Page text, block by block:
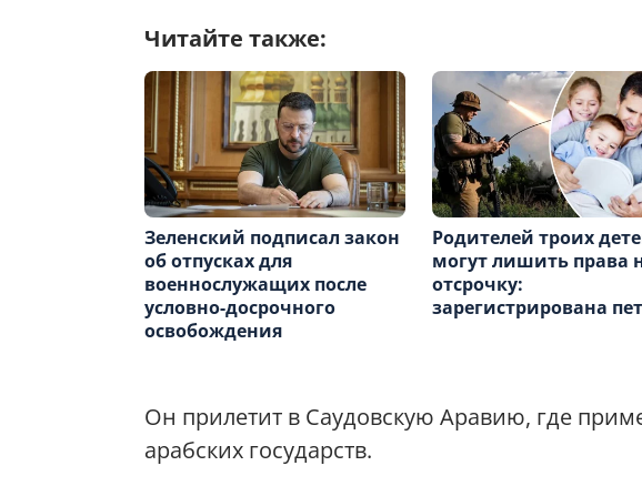
Читайте также:
Зеленский подписал закон
об отпусках для
военнослужащих после
условно-досрочного
освобождения
Родителей троих
могут лишить права
отсрочку:
зарегистрирована
Он прилетит в Саудовскую Аравию, где
арабских государств.